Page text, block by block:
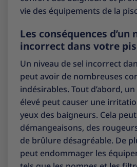
vie des équipements de la
Les conséquences d’un
incorrect dans votre
Un niveau de sel incorrect
peut avoir de nombreuses
indésirables. Tout d’abord,
élevé peut causer une
yeux des baigneurs. Cela
démangeaisons, des
de brûlure désagréable. De
peut endommager les